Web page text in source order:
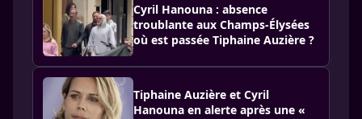
Cyril Hanouna : absence
troublante aux Champs-Élysées
où est passée Tiphaine Auzière ?
Tiphaine Auzière et Cyril
Hanouna en alerte après une «